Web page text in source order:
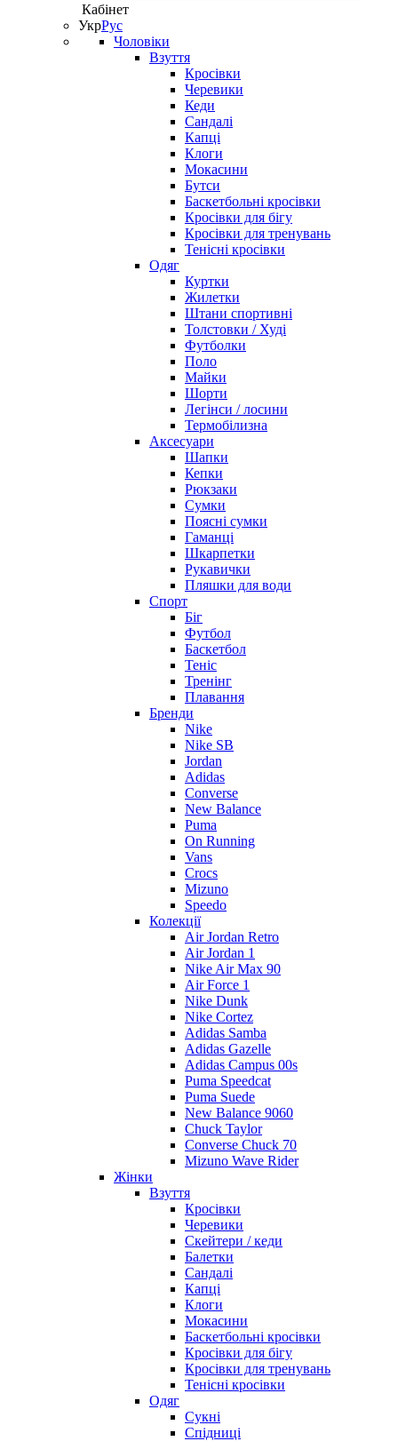
Кабінет
УкрРус
Чоловіки
Взуття
Кросівки
Черевики
Кеди
Сандалі
Капці
Клоги
Мокасини
Бутси
Баскетбольні кросівки
Кросівки для бігу
Кросівки для тренувань
Тенісні кросівки
Одяг
Куртки
Жилетки
Штани спортивні
Толстовки / Худі
Футболки
Поло
Майки
Шорти
Легінси / лосини
Термобілизна
Аксесуари
Шапки
Кепки
Рюкзаки
Сумки
Поясні сумки
Гаманці
Шкарпетки
Рукавички
Пляшки для води
Спорт
Біг
Футбол
Баскетбол
Теніс
Тренінг
Плавання
Бренди
Nike
Nike SB
Jordan
Adidas
Converse
New Balance
Puma
On Running
Vans
Crocs
Mizuno
Speedo
Колекції
Air Jordan Retro
Air Jordan 1
Nike Air Max 90
Air Force 1
Nike Dunk
Nike Cortez
Adidas Samba
Adidas Gazelle
Adidas Campus 00s
Puma Speedcat
Puma Suede
New Balance 9060
Chuck Taylor
Converse Chuck 70
Mizuno Wave Rider
Жінки
Взуття
Кросівки
Черевики
Скейтери / кеди
Балетки
Сандалі
Капці
Клоги
Мокасини
Баскетбольні кросівки
Кросівки для бігу
Кросівки для тренувань
Тенісні кросівки
Одяг
Сукні
Спідниці